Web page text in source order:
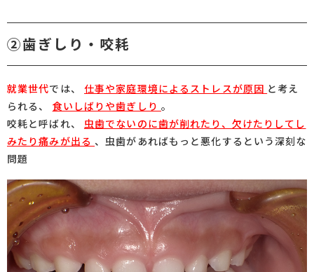
②歯ぎしり・咬耗
就業世代では、 仕事や家庭環境によるストレスが原因 と考え
られる、
食いしばりや歯ぎしり 。
咬耗と呼ばれ、
虫歯でないのに歯が削れたり、欠けたりしてし
みたり痛みが出る 、虫歯があればもっと悪化するという深刻な
問題